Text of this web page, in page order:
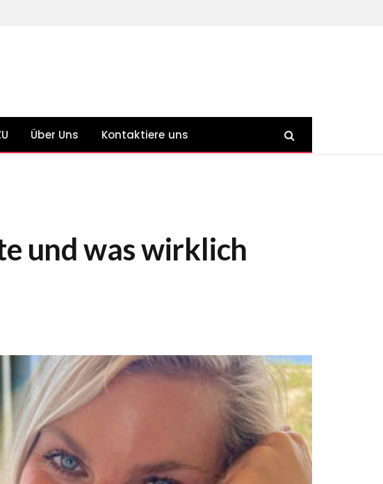
Über Uns Kontaktiere uns
und was wirklich